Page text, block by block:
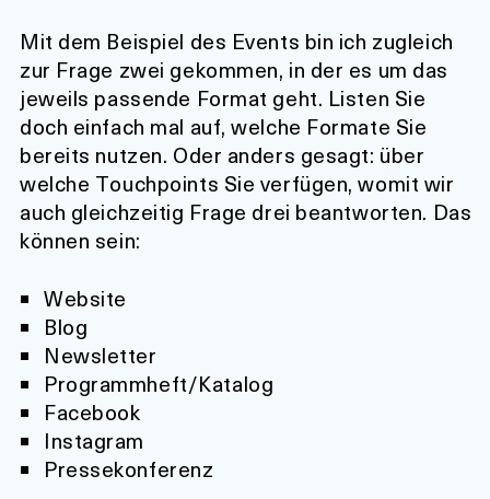
Mit dem Beispiel des Events bin ich zugleich
zur Frage zwei gekommen, in der es um das
jeweils passende Format geht. Listen Sie
doch einfach mal auf, welche Formate Sie
bereits nutzen. Oder anders gesagt: über
welche Touchpoints Sie verfügen, womit wir
auch gleichzeitig Frage drei beantworten. Das
können sein:
Website
Blog
Newsletter
Programmheft/Katalog
Facebook
Instagram
Pressekonferenz